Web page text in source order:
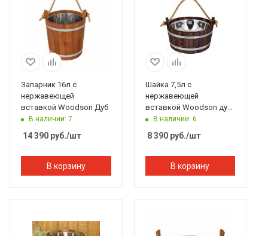
Запарник 16л с
нержавеющей
вставкой Woodson Дуб
В наличии: 7
14 390 руб./шт
В корзину
Шайка 7,5л с
нержавеющей
вставкой Woodson дуб
в тёмном
В наличии: 6
8 390руб./шт
В корзину